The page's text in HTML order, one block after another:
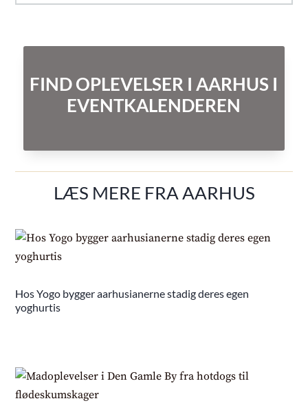
FIND OPLEVELSER I AARHUS I
EVENTKALENDEREN
LÆS MERE FRA AARHUS
Hos Yogo bygger aarhusianerne stadig deres egen
yoghurtis